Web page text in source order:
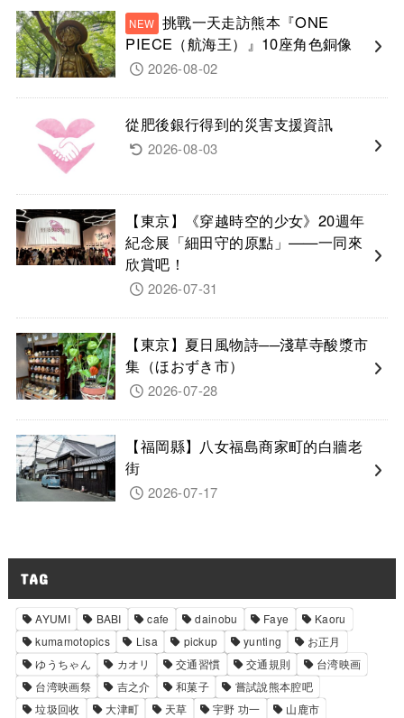
挑戰一天走訪熊本『ONE
PIECE（航海王）』10座角色銅像
2026-08-02
從肥後銀行得到的災害支援資訊
2026-08-03
【東京】《穿越時空的少女》20週年
紀念展「細田守的原點」——一同來
欣賞吧！
2026-07-31
【東京】夏日風物詩──淺草寺酸漿市
集（ほおずき市）
2026-07-28
【福岡縣】八女福島商家町的白牆老
街
2026-07-17
TAG
AYUMI BABI cafe dainobu Faye
Kaoru
kumamotopics
Lisa pickup yunting
お正月
ゆうちゃん
カオリ 交通習慣 交通規則
台湾映画
台湾映画祭
吉之介 和菓子
嘗試說熊本腔吧
垃圾回收
大津町 天草 宇野 功一
山鹿市